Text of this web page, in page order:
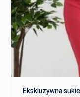
Ekskluzywna